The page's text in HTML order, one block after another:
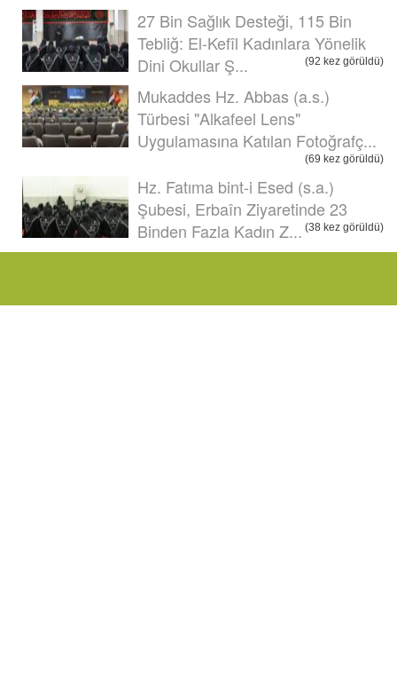
27 Bin Sağlık Desteği, 115 Bin
Tebliğ: El-Kefîl Kadınlara Yönelik
Dini Okullar Ş...
(92 kez görüldü)
Mukaddes Hz. Abbas (a.s.)
Türbesi "Alkafeel Lens"
Uygulamasına Katılan Fotoğrafç...
(69 kez görüldü)
Hz. Fatıma bint-i Esed (s.a.)
Şubesi, Erbaîn Ziyaretinde 23
Binden Fazla Kadın Z... (38 kez görüldü)